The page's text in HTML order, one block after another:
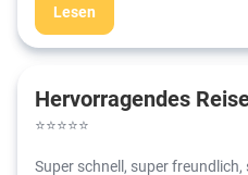
Lesen
Hervorragendes
⭐⭐⭐⭐⭐
Super schnell, super freundlich,